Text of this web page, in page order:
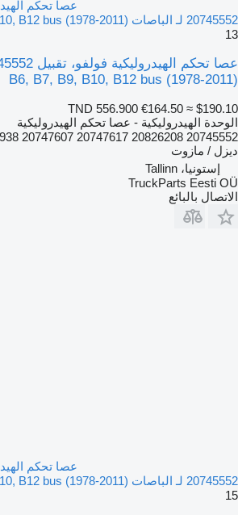
عصا تحكم
20745552 لـ الباصات Volvo B6, B7, B9, B10, B12 bus (1978-2011)
13
B6, B7, B9, B10, B12 bus (1978-2011)
TND 556.900 €164.50 ≈ $190.10
الوحدة الهيدروليكية - عصا تحكم الهيدروليكية
20745552 20826208 20747617 20747607 21043938 21480528
ديزل / مازوت
إستونيا، Tallinn
TruckParts Eesti OÜ
الاتصال بالبائع
عصا تحكم
20745552 لـ الباصات Volvo B6, B7, B9, B10, B12 bus (1978-2011)
15